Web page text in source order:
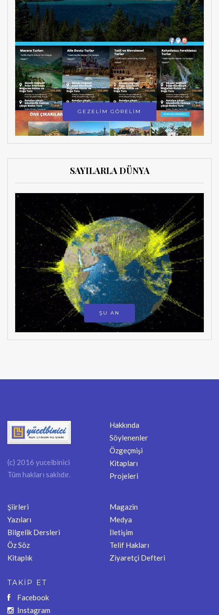
GEZELİM GÖRELİM
SAYILARLA DÜNYA
ŞU AN
(c) 2016 yucelbinici
Tüm hakları saklıdır.
Hakkında
Söylenenler
Özgeçmişi
Kitapları
Projeleri
Şiirleri
Yazıları
Bilgelik Dersleri
Öz Söz
Kitaplık
Magazin
Medya
İletişim
Telif Hakları
Ziyaretçi Defteri
TAKİP ET
Facebook
İnstagram